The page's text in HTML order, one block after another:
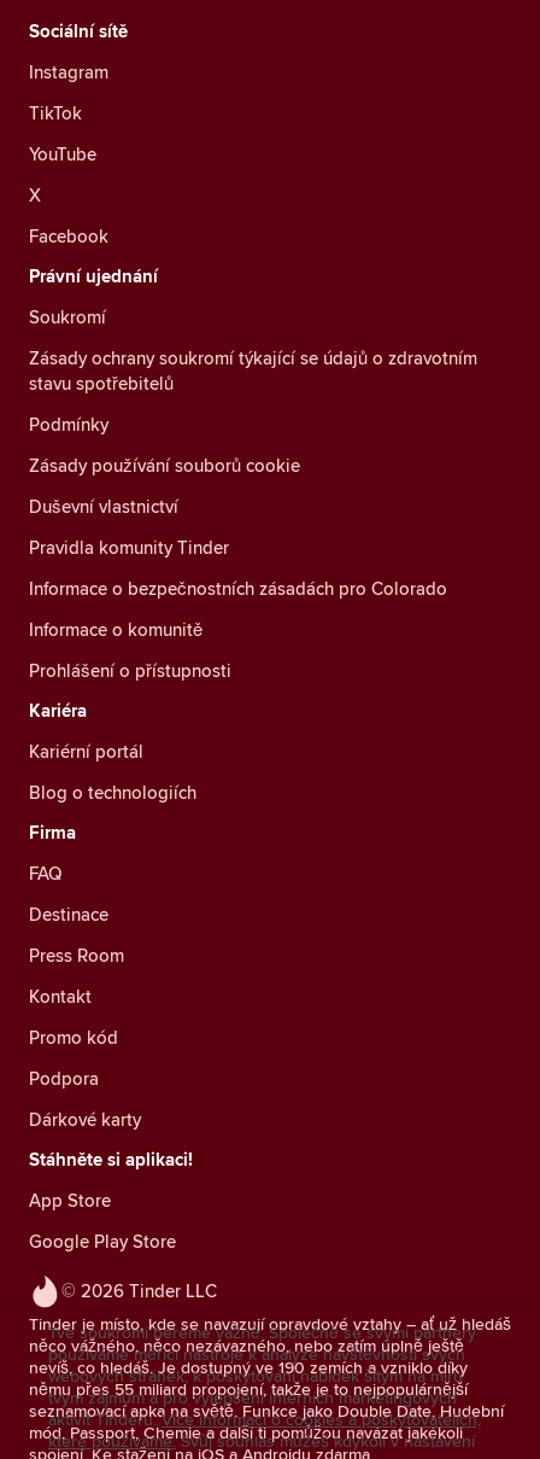
© 2026 Tinder LLC
Tinder je místo, kde se navazují opravdové vztahy – ať už hledáš
něco vážného, něco nezávazného, nebo zatím úplně ještě
nevíš, co hledáš. Je dostupný ve 190 zemích a vzniklo díky
němu přes 55 miliard propojení, takže je to nejpopulárnější
seznamovací apka na světě. Funkce jako Double Date, Hudební
mód, Passport, Chemie a další ti pomůžou navázat jakékoli
spojení. Ke stažení na iOS a Androidu zdarma.
Sociální sítě
Instagram
TikTok
YouTube
X
Facebook
Právní ujednání
Soukromí
Zásady ochrany soukromí týkající se údajů o zdravotním
stavu spotřebitelů
Podmínky
Zásady používání souborů cookie
Duševní vlastnictví
Pravidla komunity Tinder
Informace o bezpečnostních zásadách pro Colorado
Informace o komunitě
Prohlášení o přístupnosti
Kariéra
Kariérní portál
Blog o technologiích
Firma
FAQ
Destinace
Press Room
Kontakt
Promo kód
Podpora
Dárkové karty
Stáhněte si aplikaci!
App Store
Google Play Store
Tvé soukromí bereme vážně. Společně se svými partnery
používáme měřicí nástroje k analýze návštěvnosti svých
webových stránek, k poskytování nabídek šitým na míru
tvým zájmům a pro vylepšení interních marketingových
aktivit Tinderu. Více informací o cookies a poskytovatelích,
které používáme. Svůj souhlas můžeš kdykoli v nastavení